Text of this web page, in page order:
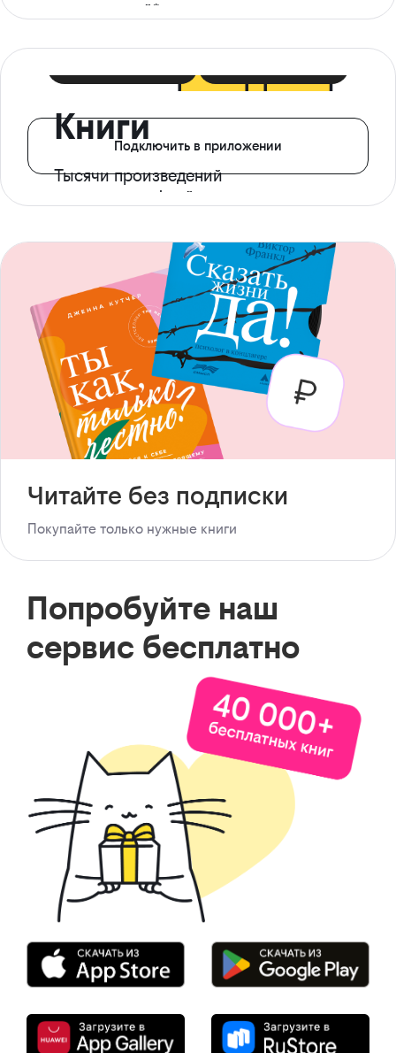
ограничений*
Книги
Тысячи произведений
с доступом офлайн
Подключить в приложении
Читайте без подписки
Покупайте только нужные книги
Попробуйте наш
сервис бесплатно